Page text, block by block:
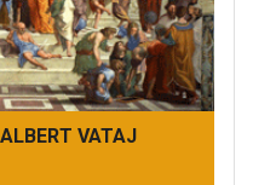
ALBERT VATAJ